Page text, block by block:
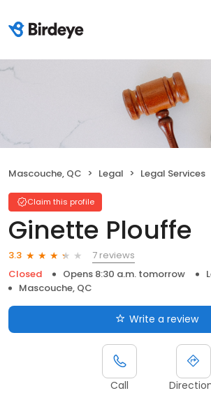
Mascouche, QC Legal Legal Services
Claim this profile
Ginette Plouffe
3.3
7 reviews
Closed
Opens 8:30 a.m. tomorrow
Mascouche, QC
Write a review
Call